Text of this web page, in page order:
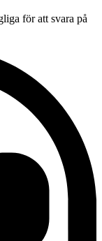
för att svara på